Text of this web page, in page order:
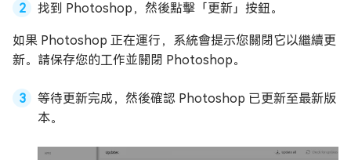
找到 Photoshop，然後點擊「更新」按鈕。
如果 Photoshop 正在運行，系統會提示您關閉它以繼續更
新。請保存您的工作並關閉 Photoshop。
等待更新完成，然後確認 Photoshop 已更新至最新版
本。